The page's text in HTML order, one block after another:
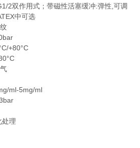
2双作用式；带磁性活塞缓冲:弹性,可调
中可选
+80°C
ml-5mg/ml
处理